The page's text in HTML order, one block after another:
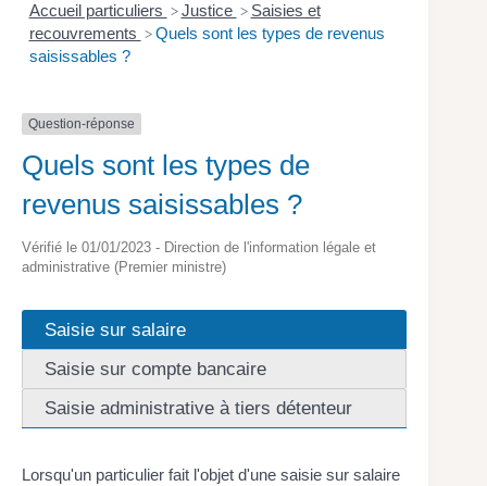
Accueil particuliers > Justice > Saisies et
recouvrements > Quels sont les types de revenus
saisissables ?
Question-réponse
Quels sont les types de
revenus saisissables ?
Vérifié le 01/01/2023 - Direction de l'information légale et
administrative (Premier ministre)
Saisie sur salaire
Saisie sur compte bancaire
Saisie administrative à tiers détenteur
Lorsqu'un particulier fait l'objet d'une saisie sur salaire